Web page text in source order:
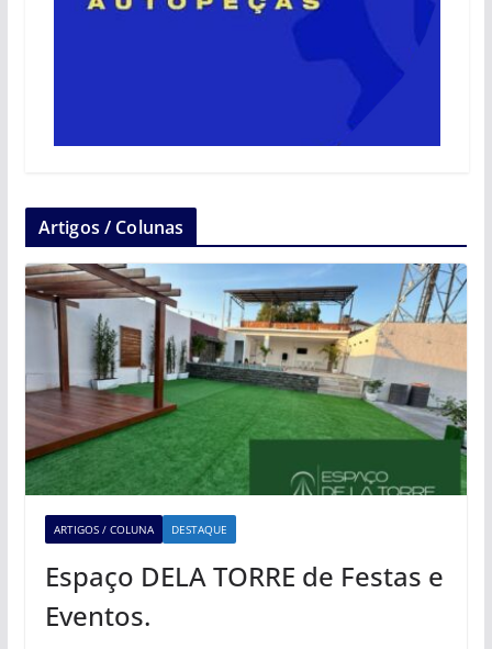
Artigos / Colunas
ARTIGOS / COLUNA DESTAQUE
Espaço DELA TORRE de Festas e
Eventos.